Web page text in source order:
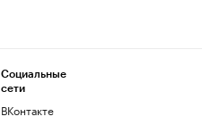
Социальные
сети
ВКонтакте